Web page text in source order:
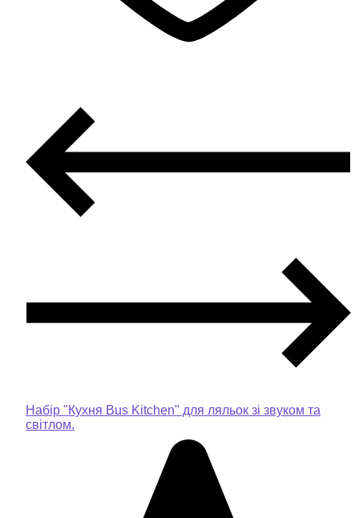
Набір "Кухня Bus Kitchen" для ляльок зі звуком та
світлом.